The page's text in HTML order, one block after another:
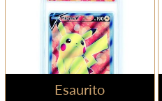
Esaurito